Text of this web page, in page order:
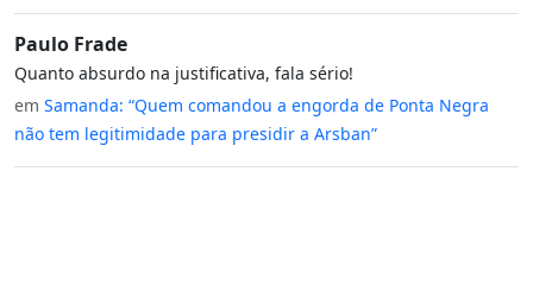
Paulo Frade
Quanto absurdo na justificativa, fala sério!
em Samanda: “Quem comandou a engorda de Ponta Negra
não tem legitimidade para presidir a Arsban”